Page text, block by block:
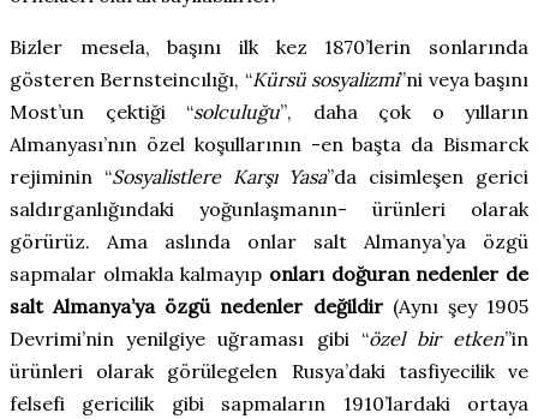
Bizler mesela, başını ilk kez 1870’lerin sonlarında
gösteren Bernsteincılığı, “Kürsü sosyalizmi”ni veya başını
Most’un çektiği “solculuğu”, daha çok o yılların
Almanyası’nın özel koşullarının -en başta da Bismarck
rejiminin “Sosyalistlere Karşı Yasa”da cisimleşen gerici
saldırganlığındaki yoğunlaşmanın- ürünleri olarak
görürüz. Ama aslında onlar salt Almanya’ya özgü
sapmalar olmakla kalmayıp onları doğuran nedenler de
salt Almanya’ya özgü nedenler değildir(Aynı şey 1905
Devrimi’nin yenilgiye uğraması gibi “özel bir etken”in
ürünleri olarak görülegelen Rusya’daki tasfiyecilik ve
felsefi gericilik gibi sapmaların 1910’lardaki ortaya